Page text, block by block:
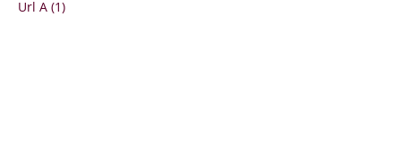
Url A (1)